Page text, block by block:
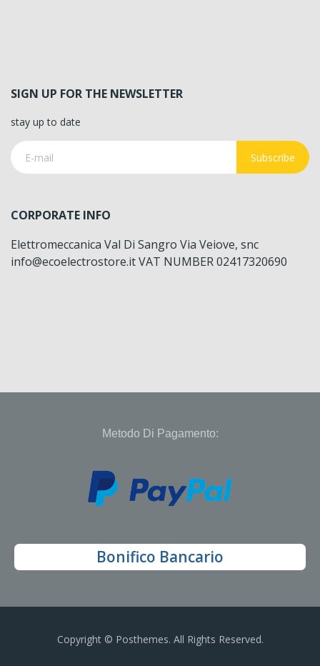
SIGN UP FOR THE NEWSLETTER
stay up to date
Subscribe
CORPORATE INFO
Elettromeccanica Val Di Sangro Via Veiove, snc
info@ecoelectrostore.it VAT NUMBER 02417320690
Metodo Di Pagamento:
Bonifico Bancario
Copyright © Posthemes. All Rights Reserved.